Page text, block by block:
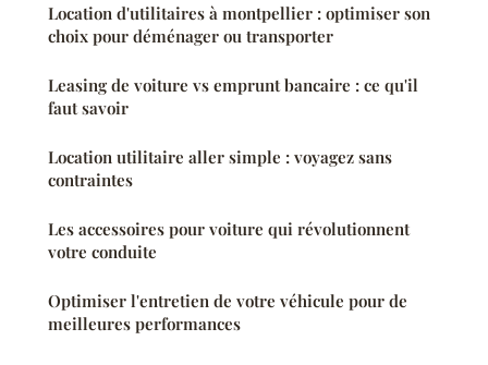
Location d'utilitaires à montpellier : optimiser son
choix pour déménager ou transporter
Leasing de voiture vs emprunt bancaire : ce qu'il
faut savoir
Location utilitaire aller simple : voyagez sans
contraintes
Les accessoires pour voiture qui révolutionnent
votre conduite
Optimiser l'entretien de votre véhicule pour de
meilleures performances